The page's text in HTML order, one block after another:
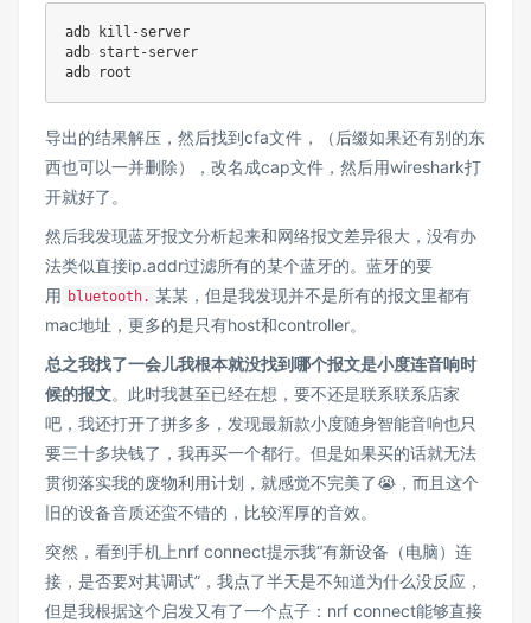
adb kill-server
adb start-server
导出的结果解压，然后找到cfa文件，（后缀如果还有别的东
西也可以一并删除），改名成cap文件，然后用wireshark打
开就好了。
然后我发现蓝牙报文分析起来和网络报文差异很大，没有办
法类似直接ip.addr过滤所有的某个蓝牙的。蓝牙的要
用 bluetooth. 某某，但是我发现并不是所有的报文里都有
mac地址，更多的是只有host和controller。
总之我找了一会儿我根本就没找到哪个报文是小度连音响时
候的报文。此时我甚至已经在想，要不还是联系联系店家
吧，我还打开了拼多多，发现最新款小度随身智能音响也只
要三十多块钱了，我再买一个都行。但是如果买的话就无法
贯彻落实我的废物利用计划，就感觉不完美了😭，而且这个
旧的设备音质还蛮不错的，比较浑厚的音效。
突然，看到手机上nrf connect提示我“有新设备（电脑）连
接，是否要对其调试”，我点了半天是不知道为什么没反应，
但是我根据这个启发又有了一个点子：nrf connect能够直接